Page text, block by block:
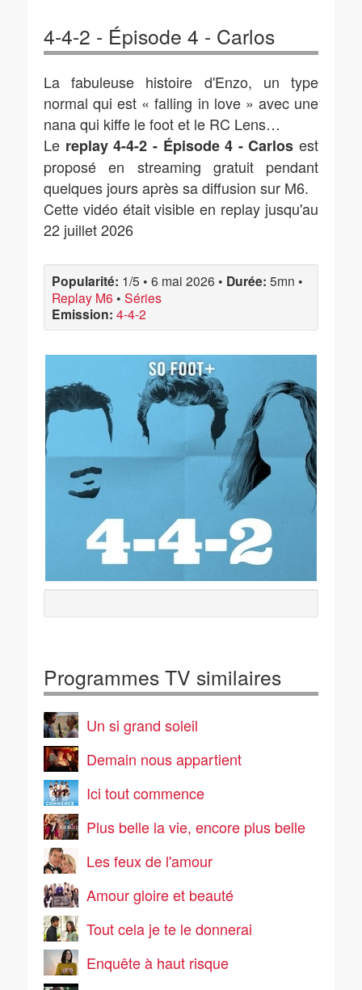
4-4-2 - Épisode 4 - Carlos
La fabuleuse histoire d'Enzo, un type
normal qui est « falling in love » avec une
nana qui kiffe le foot et le RC Lens…
Le replay 4-4-2 - Épisode 4 - Carlos est
proposé en streaming gratuit pendant
quelques jours après sa diffusion sur M6.
Cette vidéo était visible en replay jusqu'au
22 juillet 2026
Popularité: 1/5 • 6 mai 2026 • Durée: 5mn •
Replay M6 • Séries
Emission: 4-4-2
Programmes TV similaires
Un si grand soleil
Demain nous appartient
Ici tout commence
Plus belle la vie, encore plus belle
Les feux de l'amour
Amour gloire et beauté
Tout cela je te le donnerai
Enquête à haut risque